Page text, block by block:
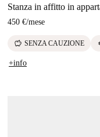
Stanza in affitto in
450 €/mese
savings SENZA CAUZIONE
+info